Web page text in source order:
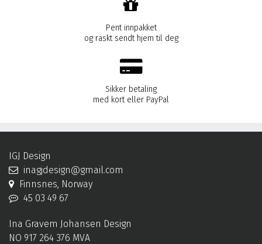
Pent innpakket
og raskt sendt hjem til deg
Sikker betaling
med kort eller PayPal
IGJ Design
inagjdesign@gmail.com
Finnsnes, Norway
45 03 49 67
Ina Gravem Johansen Design
NO 917 264 376 MVA